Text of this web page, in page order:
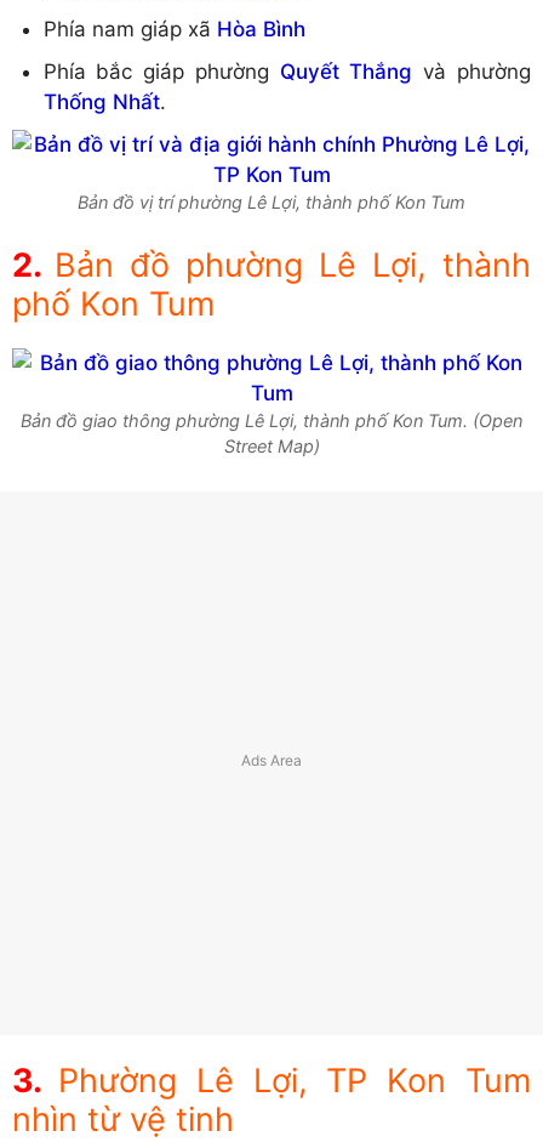
Phía nam giáp xã Hòa Bình
Phía bắc giáp phường Quyết Thắng và phường
Thống Nhất.
Bản đồ vị trí phường Lê Lợi, thành phố Kon Tum
Bản đồ phường Lê Lợi, thành
phố Kon Tum
Bản đồ giao thông phường Lê Lợi, thành phố Kon Tum. (Open
Street Map)
Phường Lê Lợi, TP Kon Tum
nhìn từ vệ tinh